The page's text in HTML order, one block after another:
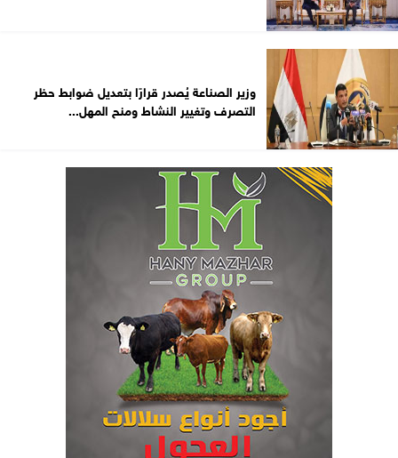
وزير الصناعة يُصدر قرارًا بتعديل ضوابط حظر
التصرف وتغيير النشاط ومنح المهل...